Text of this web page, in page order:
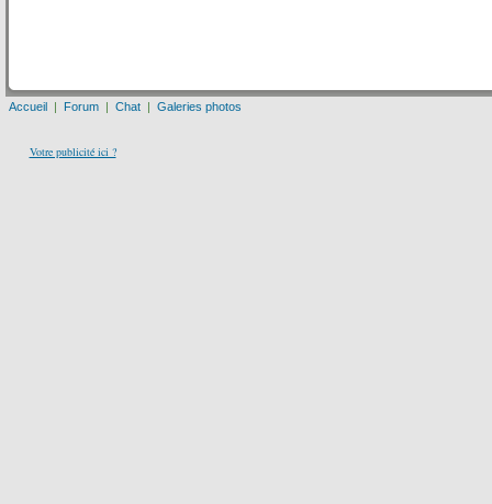
Accueil | Forum | Chat | Galeries photos
Votre publicité ici ?